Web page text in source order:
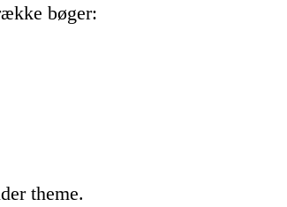
bøger:
theme.